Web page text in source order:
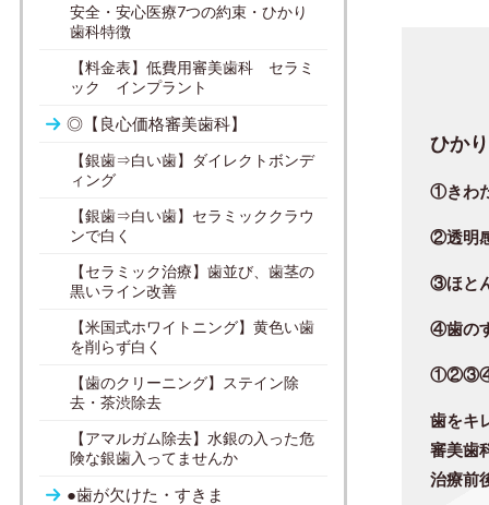
ひか
①きわ
②透明
③ほと
④歯の
①②③④
歯をキ
審美歯
治療前
安全・安心医療7つの約束・ひかり
歯科特徴
【料金表】低費用審美歯科 セラミ
ック インプラント
◎【良心価格審美歯科】
【銀歯⇒白い歯】ダイレクトボンデ
ィング
【銀歯⇒白い歯】セラミッククラウ
ンで白く
【セラミック治療】歯並び、歯茎の
黒いライン改善
【米国式ホワイトニング】黄色い歯
を削らず白く
【歯のクリーニング】ステイン除
去・茶渋除去
【アマルガム除去】水銀の入った危
険な銀歯入ってませんか
●歯が欠けた・すきま